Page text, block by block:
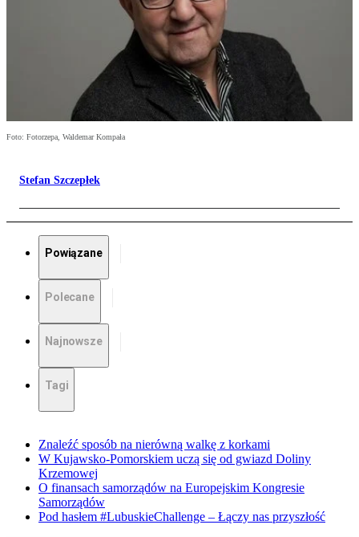
Foto: Fotorzepa, Waldemar Kompała
Stefan Szczepłek
Powiązane
Polecane
Najnowsze
Tagi
Znaleźć sposób na nierówną walkę z korkami
W Kujawsko-Pomorskiem uczą się od gwiazd Doliny
Krzemowej
O finansach samorządów na Europejskim Kongresie
Samorządów
Pod hasłem #LubuskieChallenge – Łączy nas przyszłość